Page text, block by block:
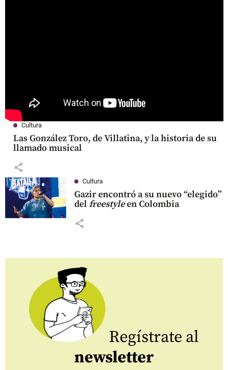
Cultura
Las González Toro, de Villatina, y la historia de su
llamado musical
share
Cultura
Gazir encontró a su nuevo “elegido”
delfreestyleen Colombia
share
Regístrate al
newsletter